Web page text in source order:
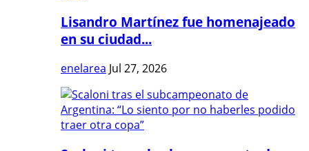
Lisandro Martínez fue homenajeado
en su ciudad...
enelarea Jul 27, 2026